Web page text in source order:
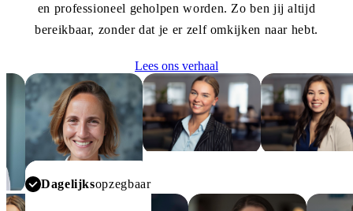
en professioneel geholpen worden. Zo ben jij altijd
bereikbaar, zonder dat je er zelf omkijken naar hebt.
Lees ons verhaal
Dagelijksopzegbaar